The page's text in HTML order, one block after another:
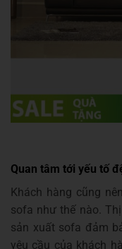
Quan tâm tới yếu tố
Khách hàng cũng
sofa như thế nào.
sản xuất sofa đảm
yêu cầu của khách